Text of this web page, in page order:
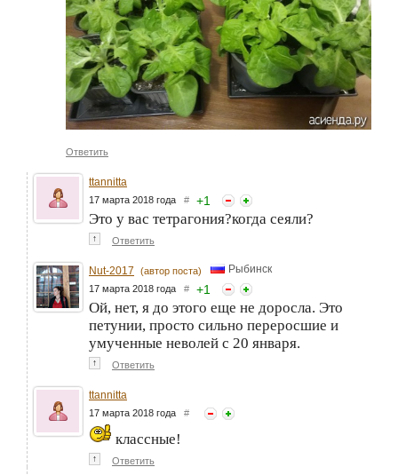
Ответить
ttannitta
17 марта 2018 года # +1
Это у вас тетрагония?когда сеяли?
↑ Ответить
Nut-2017 (автор поста) Рыбинск
17 марта 2018 года # +1
Ой, нет, я до этого еще не доросла. Это
петунии, просто сильно переросшие и
умученные неволей с 20 января.
↑ Ответить
ttannitta
17 марта 2018 года #
классные!
↑ Ответить